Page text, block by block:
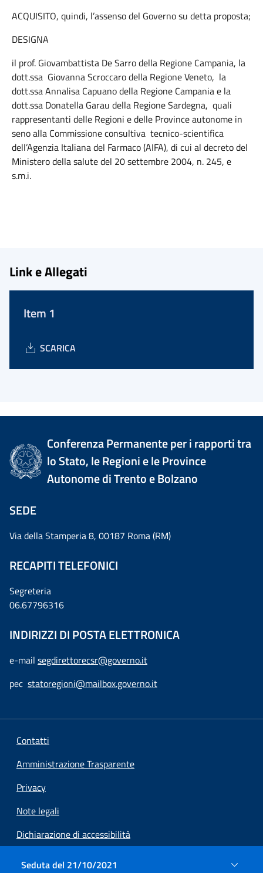
ACQUISITO, quindi, l’assenso del Governo su detta proposta;
DESIGNA
il prof. Giovambattista De Sarro della Regione Campania, la
dott.ssa Giovanna Scroccaro della Regione Veneto, la
dott.ssa Annalisa Capuano della Regione Campania e la
dott.ssa Donatella Garau della Regione Sardegna, quali
rappresentanti delle Regioni e delle Province autonome in
seno alla Commissione consultiva tecnico-scientifica
dell’Agenzia Italiana del Farmaco (AIFA), di cui al decreto del
Ministero della salute del 20 settembre 2004, n. 245, e
s.m.i.
Seduta del 21/10/2021
Link e Allegati
Item 1
SCARICA
Conferenza Permanente per i rapporti tra
lo Stato, le Regioni e le Province
Autonome di Trento e Bolzano
SEDE
Via della Stamperia 8, 00187 Roma (RM)
RECAPITI TELEFONICI
Segreteria
06.67796316
INDIRIZZI DI POSTA ELETTRONICA
e-mail segdirettorecsr@governo.it
pec statoregioni@mailbox.governo.it
Contatti
Amministrazione Trasparente
Privacy
Note legali
Dichiarazione di accessibilità
Preferenze cookie